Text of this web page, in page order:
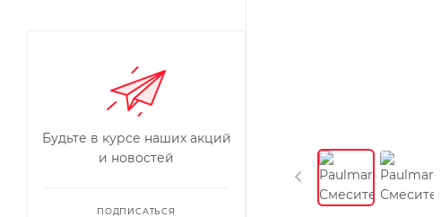
Будьте в курсе наших акций
и новостей
ПОДПИСАТЬСЯ